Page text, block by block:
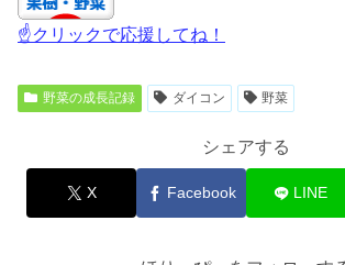
☝クリックで応援してね！
野菜の成長記録 ダイコン 野菜
シェアする
X Facebook LINE